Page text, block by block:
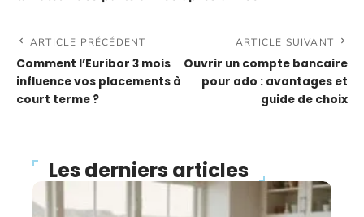
ARTICLE PRÉCÉDENT
Comment l’Euribor 3 mois
influence vos placements à
court terme ?
ARTICLE SUIVANT
Ouvrir un compte bancaire
pour ado : avantages et
guide de choix
Les derniers articles